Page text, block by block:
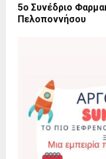
5ο Συνέδριο
Πελοποννήσου